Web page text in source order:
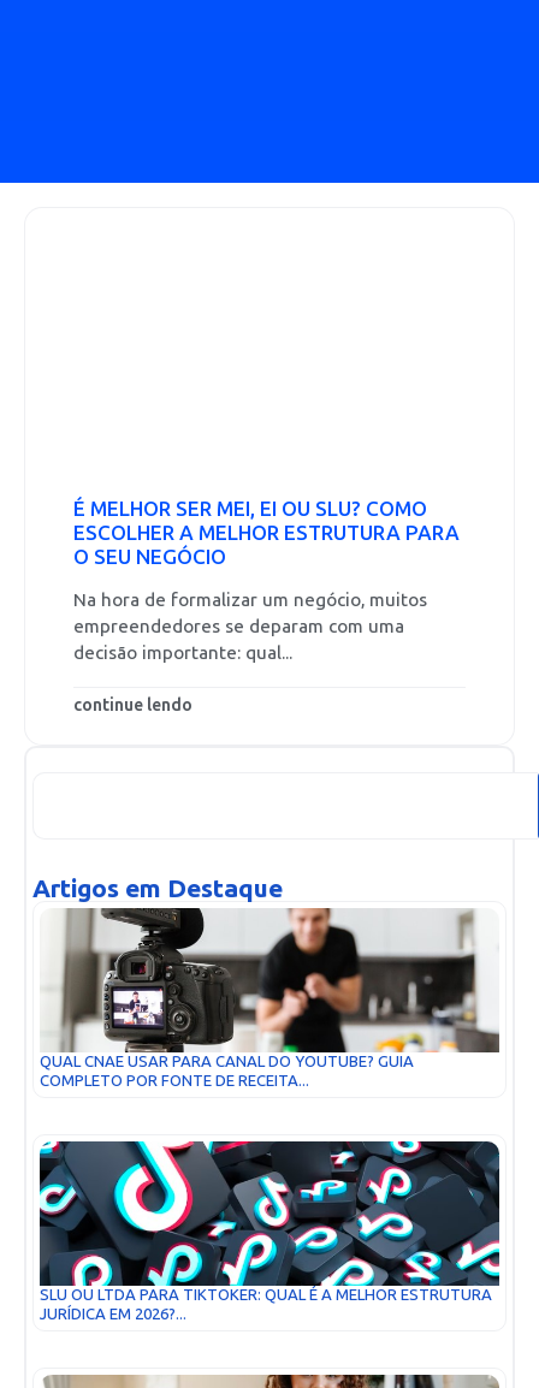
É MELHOR SER MEI, EI OU SLU? COMO
ESCOLHER A MELHOR ESTRUTURA PARA
O SEU NEGÓCIO
Na hora de formalizar um negócio, muitos
empreendedores se deparam com uma
decisão importante: qual...
continue lendo
Artigos em Destaque
QUAL CNAE USAR PARA CANAL DO YOUTUBE? GUIA
COMPLETO POR FONTE DE RECEITA...
SLU OU LTDA PARA TIKTOKER: QUAL É A MELHOR ESTRUTURA
JURÍDICA EM 2026?...